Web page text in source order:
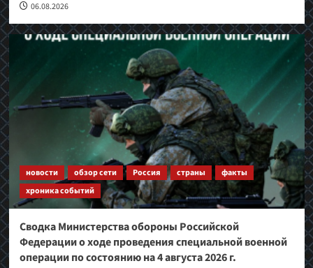
06.08.2026
новости обзор сети Россия страны
факты
хроника событий
Сводка Министерства обороны Российской
Федерации о ходе проведения специальной военной
операции по состоянию на 4 августа 2026 г.